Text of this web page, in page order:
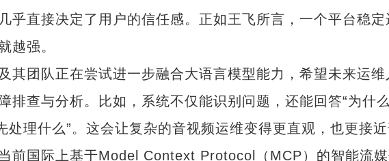
乎直接决定了用户的信任感。正如王飞所言，一个平台稳定
越强。
团队正在尝试进一步融合大语言模型能力，希望未来运维
排查与分析。比如，系统不仅能识别问题，还能回答“为什
处理什么”。这会让复杂的音视频运维变得更直观，也更接
前国际上基于Model Context Protocol（MCP）的智能流